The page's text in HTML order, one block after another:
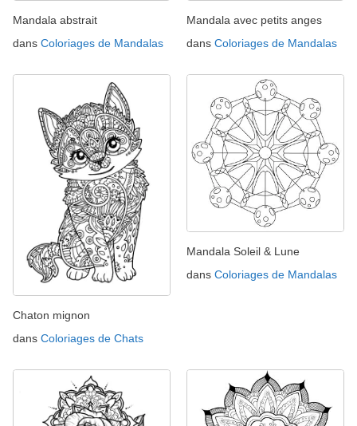
Mandala abstrait
dans Coloriages de Mandalas
Mandala avec petits anges
dans Coloriages de Mandalas
Chaton mignon
dans Coloriages de Chats
Mandala Soleil & Lune
dans Coloriages de Mandalas